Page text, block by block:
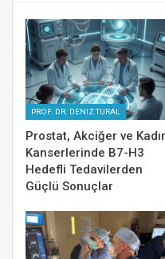
PROF. DR. DENIZ TURAL
Prostat, Akciğer ve
Kanserlerinde B7-H3
Hedefli Tedavilerden
Güçlü Sonuçlar